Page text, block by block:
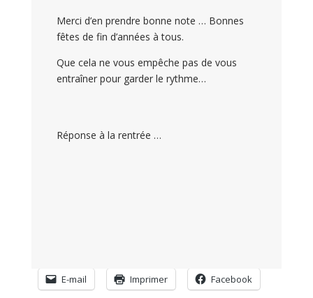
Merci d’en prendre bonne note … Bonnes
fêtes de fin d’années à tous.
Que cela ne vous empêche pas de vous
entraîner pour garder le rythme…
Réponse à la rentrée …
E-mail Imprimer Facebook